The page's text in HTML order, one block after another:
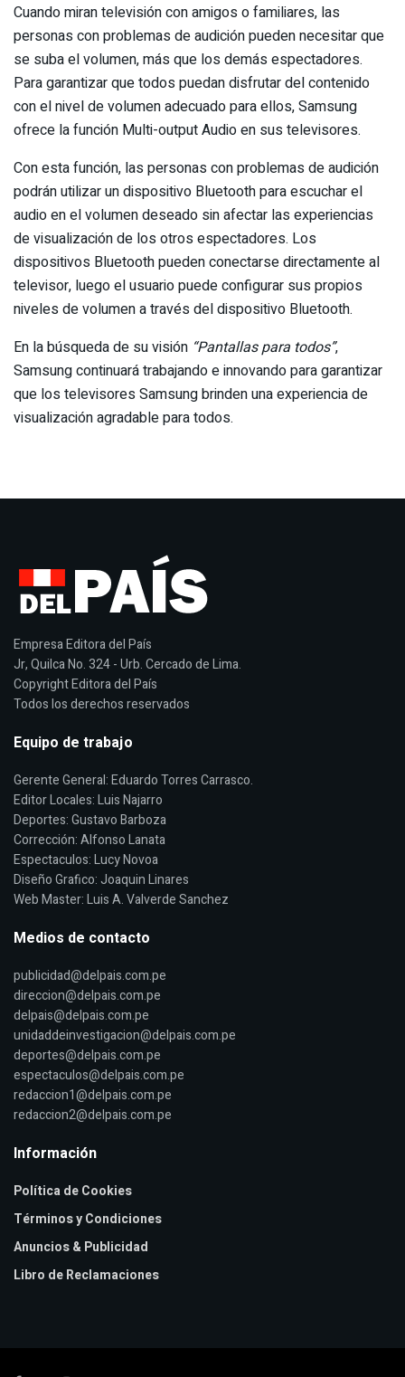
Cuando miran televisión con amigos o familiares, las
personas con problemas de audición pueden necesitar que
se suba el volumen, más que los demás espectadores.
Para garantizar que todos puedan disfrutar del contenido
con el nivel de volumen adecuado para ellos, Samsung
ofrece la función Multi-output Audio en sus televisores.
Con esta función, las personas con problemas de audición
podrán utilizar un dispositivo Bluetooth para escuchar el
audio en el volumen deseado sin afectar las experiencias
de visualización de los otros espectadores. Los
dispositivos Bluetooth pueden conectarse directamente al
televisor, luego el usuario puede configurar sus propios
niveles de volumen a través del dispositivo Bluetooth.
En la búsqueda de su visión “Pantallas para todos”,
Samsung continuará trabajando e innovando para garantizar
que los televisores Samsung brinden una experiencia de
visualización agradable para todos.
Empresa Editora del País
Jr, Quilca No. 324 - Urb. Cercado de Lima.
Copyright Editora del País
Todos los derechos reservados
Equipo de trabajo
Gerente General: Eduardo Torres Carrasco.
Editor Locales: Luis Najarro
Deportes: Gustavo Barboza
Corrección: Alfonso Lanata
Espectaculos: Lucy Novoa
Diseño Grafico: Joaquin Linares
Web Master: Luis A. Valverde Sanchez
Medios de contacto
publicidad@delpais.com.pe
direccion@delpais.com.pe
delpais@delpais.com.pe
unidaddeinvestigacion@delpais.com.pe
deportes@delpais.com.pe
espectaculos@delpais.com.pe
redaccion1@delpais.com.pe
redaccion2@delpais.com.pe
Información
Política de Cookies
Términos y Condiciones
Anuncios & Publicidad
Libro de Reclamaciones